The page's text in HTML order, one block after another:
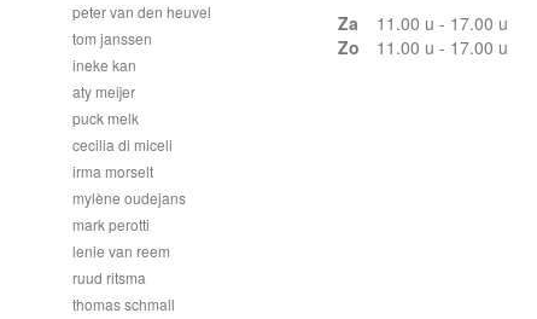
Za
11.00 u - 17.00 u
Zo
11.00 u - 17.00 u
peter van den heuvel
tom janssen
ineke kan
aty meijer
puck melk
cecilia di miceli
irma morselt
mylène oudejans
mark perotti
lenie van reem
ruud ritsma
thomas schmall